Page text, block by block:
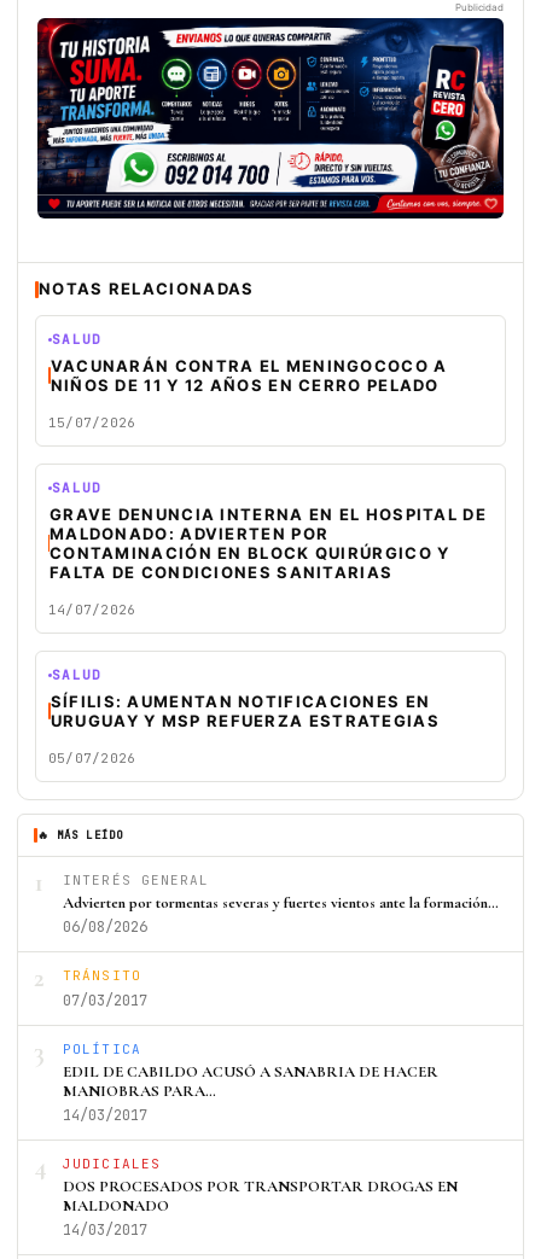
Publicidad
NOTAS RELACIONADAS
SALUD
VACUNARÁN CONTRA EL MENINGOCOCO A
NIÑOS DE 11 Y 12 AÑOS EN CERRO PELADO
15/07/2026
SALUD
GRAVE DENUNCIA INTERNA EN EL HOSPITAL DE
MALDONADO: ADVIERTEN POR
CONTAMINACIÓN EN BLOCK QUIRÚRGICO Y
FALTA DE CONDICIONES SANITARIAS
14/07/2026
SALUD
SÍFILIS: AUMENTAN NOTIFICACIONES EN
URUGUAY Y MSP REFUERZA ESTRATEGIAS
05/07/2026
🔥 MÁS LEÍDO
1 INTERÉS GENERAL
Advierten por tormentas severas y fuertes vientos ante la formación…
06/08/2026
2 TRÁNSITO
07/03/2017
3 POLÍTICA
EDIL DE CABILDO ACUSÓ A SANABRIA DE HACER
MANIOBRAS PARA…
14/03/2017
4 JUDICIALES
DOS PROCESADOS POR TRANSPORTAR DROGAS EN
MALDONADO
14/03/2017